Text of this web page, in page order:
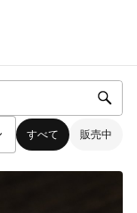
すべて 販売中